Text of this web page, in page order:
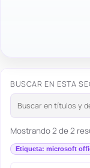
BUSCAR EN ESTA
Mostrando 2 de 2
Etiqueta: microsoft